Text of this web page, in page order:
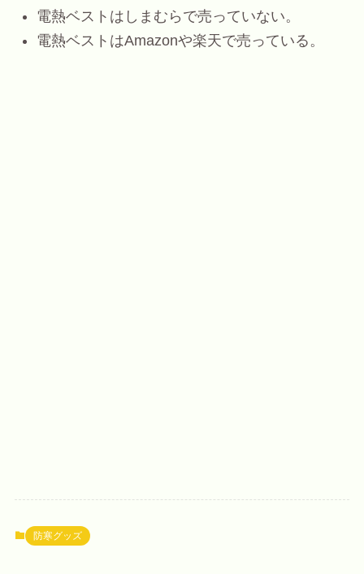
電熱ベストはしまむらで売っていない。
電熱ベストはAmazonや楽天で売っている。
防寒グッズ